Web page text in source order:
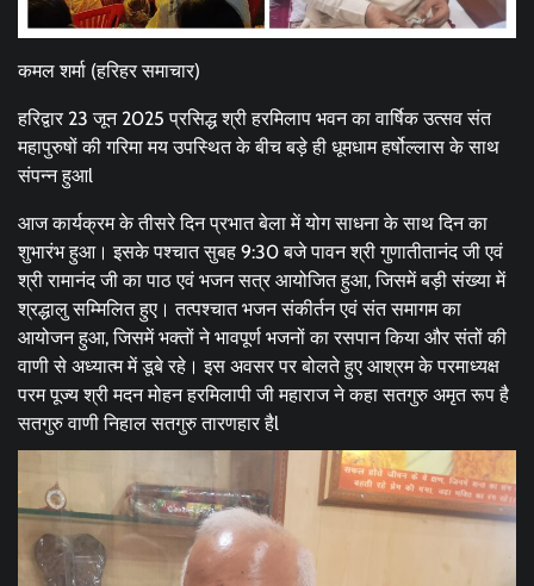
कमल शर्मा (हरिहर समाचार)
हरिद्वार 23 जून 2025 प्रसिद्ध श्री हरमिलाप भवन का वार्षिक उत्सव संत
महापुरुषों की गरिमा मय उपस्थित के बीच बड़े ही धूमधाम हर्षोल्लास के साथ
संपन्न हुआl
आज कार्यक्रम के तीसरे दिन प्रभात बेला में योग साधना के साथ दिन का
शुभारंभ हुआ। इसके पश्चात सुबह 9:30 बजे पावन श्री गुणातीतानंद जी एवं
श्री रामानंद जी का पाठ एवं भजन सत्र आयोजित हुआ, जिसमें बड़ी संख्या में
श्रद्धालु सम्मिलित हुए। तत्पश्चात भजन संकीर्तन एवं संत समागम का
आयोजन हुआ, जिसमें भक्तों ने भावपूर्ण भजनों का रसपान किया और संतों की
वाणी से अध्यात्म में डूबे रहे। इस अवसर पर बोलते हुए आश्रम के परमाध्यक्ष
परम पूज्य श्री मदन मोहन हरमिलापी जी महाराज ने कहा सतगुरु अमृत रूप है
सतगुरु वाणी निहाल सतगुरु तारणहार हैl